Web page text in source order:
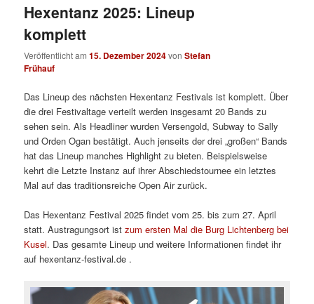
Hexentanz 2025: Lineup
komplett
Veröffentlicht am15. Dezember 2024vonStefan
Frühauf
Das Lineup des nächsten Hexentanz Festivals ist komplett. Über
die drei Festivaltage verteilt werden insgesamt 20 Bands zu
sehen sein. Als Headliner wurden Versengold, Subway to Sally
und Orden Ogan bestätigt. Auch jenseits der drei „großen“ Bands
hat das Lineup manches Highlight zu bieten. Beispielsweise
kehrt die Letzte Instanz auf ihrer Abschiedstournee ein letztes
Mal auf das traditionsreiche Open Air zurück.
Das Hexentanz Festival 2025 findet vom 25. bis zum 27. April
statt. Austragungsort istzum ersten Mal die Burg Lichtenberg bei
Kusel. Das gesamte Lineup und weitere Informationen findet ihr
auf hexentanz-festival.de .